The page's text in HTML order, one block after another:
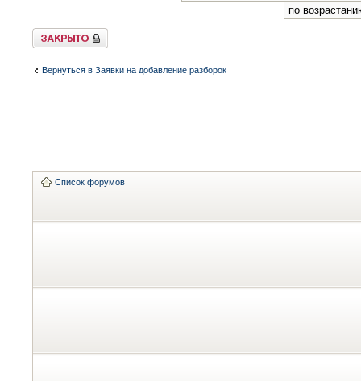
Закрыто
Вернуться в Заявки на добавление разборок
Список форумов